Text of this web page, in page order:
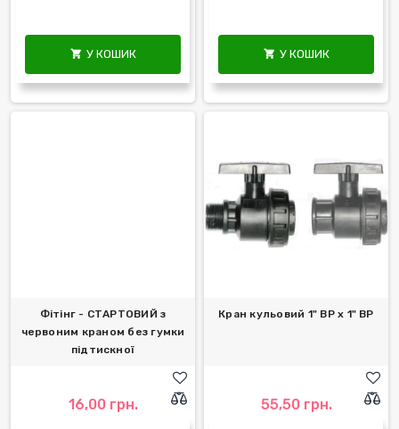
 У КОШИК  У КОШИК
Фітінг - СТАРТОВИЙ з
червоним краном без гумки
підтискної
16,00 грн.
Кран кульовий 1" ВР х 1" ВР
55,50 грн.